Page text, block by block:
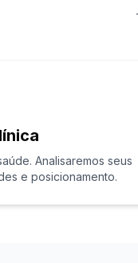
Analisaremos seus
e posicionamento.